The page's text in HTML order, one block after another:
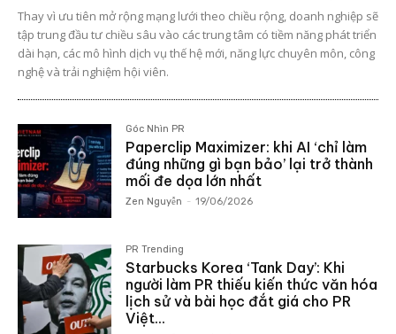
Thay vì ưu tiên mở rộng mạng lưới theo chiều rộng, doanh nghiệp sẽ
tập trung đầu tư chiều sâu vào các trung tâm có tiềm năng phát triển
dài hạn, các mô hình dịch vụ thế hệ mới, năng lực chuyên môn, công
nghệ và trải nghiệm hội viên.
Góc Nhìn PR
Paperclip Maximizer: khi AI ‘chỉ làm
đúng những gì bạn bảo’ lại trở thành
mối đe dọa lớn nhất
Zen Nguyễn - 19/06/2026
PR Trending
Starbucks Korea ‘Tank Day’: Khi
người làm PR thiếu kiến thức văn hóa
lịch sử và bài học đắt giá cho PR
Việt...